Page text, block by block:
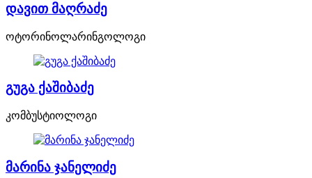
დავით მაღრაძე
ოტორინოლარინგოლოგი
გუგა ქაშიბაძე
კომბუსტიოლოგი
მარინა ჯანელიძე